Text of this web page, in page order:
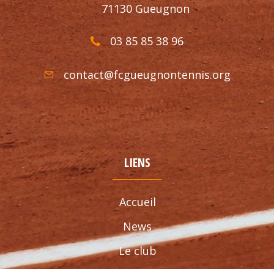
71130 Gueugnon
03 85 85 38 96
contact@fcgueugnontennis.org
LIENS
Accueil
News
Le club